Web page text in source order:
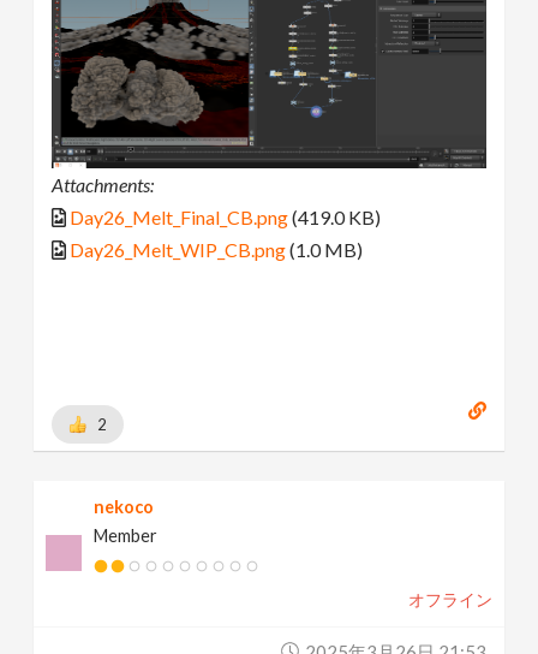
Attachments:
Day26_Melt_Final_CB.png(419.0 KB)
Day26_Melt_WIP_CB.png(1.0 MB)
2
nekoco
Member
オフライン